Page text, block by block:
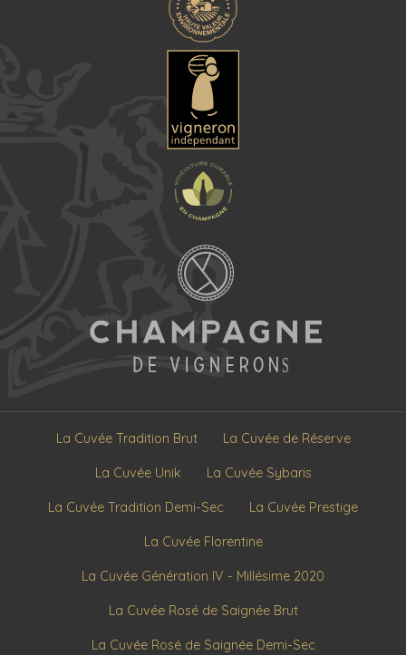
La Cuvée Tradition Brut La Cuvée de Réserve
La Cuvée Unik La Cuvée Sybaris
La Cuvée Tradition Demi-Sec La Cuvée Prestige
La Cuvée Florentine
La Cuvée Génération IV - Millésime 2020
La Cuvée Rosé de Saignée Brut
La Cuvée Rosé de Saignée Demi-Sec